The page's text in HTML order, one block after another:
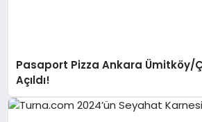
Pasaport Pizza Ankara Ümitköy/
Açıldı!